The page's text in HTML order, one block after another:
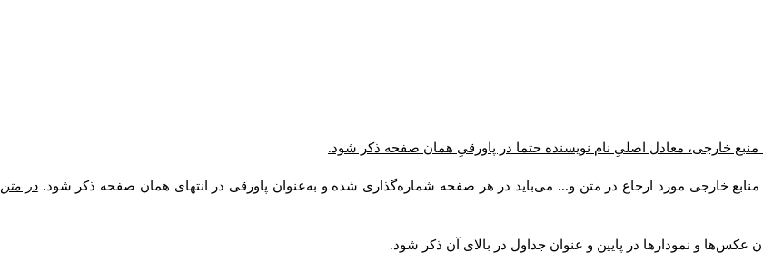
منبع خارجی، معادل اصلیِ نام نویسنده حتما در پاورقیِ همان صفحه ذکر شود.
خارجی مورد ارجاع در متن و... می‌باید در هر صفحه شماره‌گذاری شده و به‌عنوان پاورقی در انتهای همان صفحه ذکر شود. در متن
و نمودارها در پایین و عنوان جداول در بالای آن ذکر شود.